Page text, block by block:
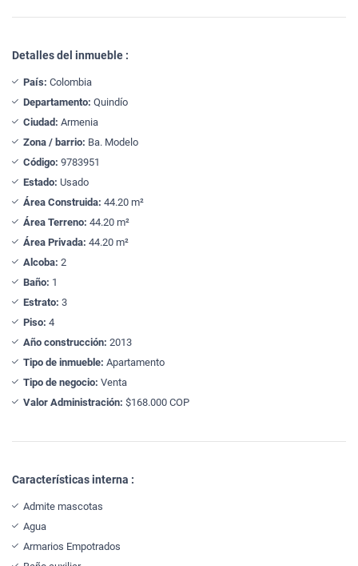
Detalles del inmueble :
País: Colombia
Departamento: Quindío
Ciudad: Armenia
Zona / barrio: Ba. Modelo
Código: 9783951
Estado: Usado
Área Construida: 44.20 m²
Área Terreno: 44.20 m²
Área Privada: 44.20 m²
Alcoba: 2
Baño: 1
Estrato: 3
Piso: 4
Año construcción: 2013
Tipo de inmueble: Apartamento
Tipo de negocio: Venta
Valor Administración: $168.000 COP
Características interna :
Admite mascotas
Agua
Armarios Empotrados